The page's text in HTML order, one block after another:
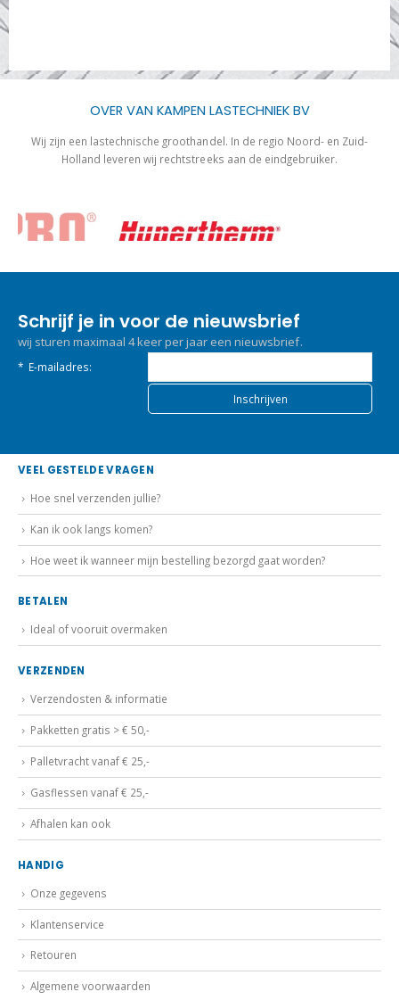
OVER VAN KAMPEN LASTECHNIEK BV
Wij zijn een lastechnische groothandel. In de regio Noord- en Zuid-
Holland leveren wij rechtstreeks aan de eindgebruiker.
Schrijf je in voor de nieuwsbrief
wij sturen maximaal 4 keer per jaar een nieuwsbrief.
* E-mailadres:
VEEL GESTELDE VRAGEN
Hoe snel verzenden jullie?
Kan ik ook langs komen?
Hoe weet ik wanneer mijn bestelling bezorgd gaat worden?
BETALEN
Ideal of vooruit overmaken
VERZENDEN
Verzendosten & informatie
Pakketten gratis > € 50,-
Palletvracht vanaf € 25,-
Gasflessen vanaf € 25,-
Afhalen kan ook
HANDIG
Onze gegevens
Klantenservice
Retouren
Algemene voorwaarden